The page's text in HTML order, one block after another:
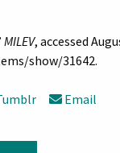
MILEV, accessed
show/31642.
Email